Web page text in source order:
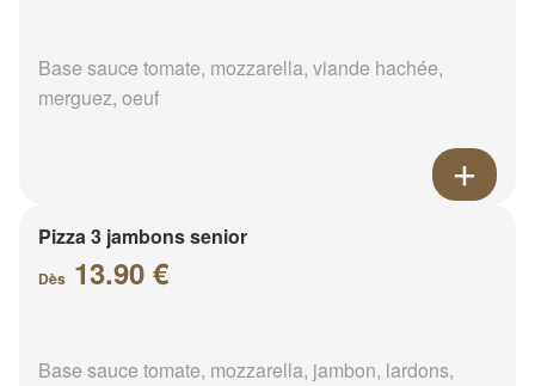
Base sauce tomate, mozzarella, viande hachée,
merguez, oeuf
Pizza 3 jambons senior
Dès 13.90 €
Base sauce tomate, mozzarella, jambon, lardons,